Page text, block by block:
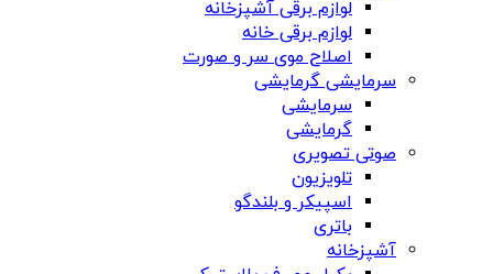
لوازم برقی آشپزخانه
لوازم برقی خانه
اصلاح موی سر و صورت
سرمایشی گرمایشی
سرمایشی
گرمایشی
صوتی تصویری
تلویزیون
اسپیکر و بلندگو
باتری
آشپزخانه